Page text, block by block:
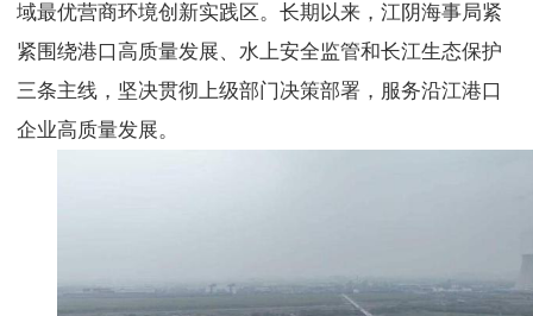
域最优营商环境创新实践区。长期以来，江阴海事局紧
紧围绕港口高质量发展、水上安全监管和长江生态保护
三条主线，坚决贯彻上级部门决策部署，服务沿江港口
企业高质量发展。